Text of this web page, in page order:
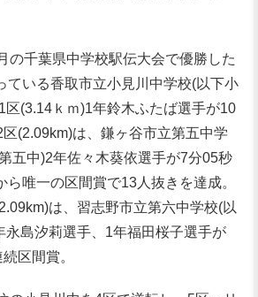
千葉県中学校駅伝大会で優勝した
ている香取市立小見川中学校(以下小
区(3.14ｋｍ)1年鈴木ふたば選手が10
(2.09km)は、鎌ヶ谷市立第五中学
五中)2年佐々木葵依選手が7分05秒
ら唯一の区間賞で13人抜きを達成。
は、習志野市立第六中学校(以
永島汐莉選手、1年福田桜子選手が
区間賞。